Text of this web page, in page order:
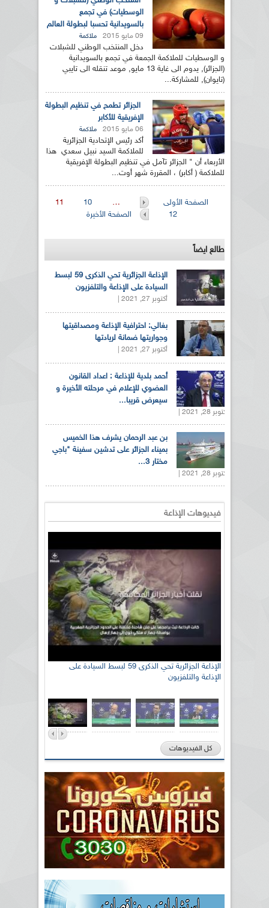
الوسطيات) في تجمع
بالسويدانية تحسبا لبطولة العالم
09 مايو 2015 ملاكمة
دخل المنتخب الوطني للشبلات
و الوسطيات للملاكمة الجمعة في تجمع بالسويدانية
(الجزائر), يدوم الى غاية 13 مايو, موعد تنقله الى تايبي
(تايوان), للمشاركة...
الجزائر تطمح في تنظيم البطولة
الإفريقية للأكابر
06 مايو 2015 ملاكمة
أكد رئيس الإتحادية الجزائرية
للملاكمة السيد نبيل سعدي هذا
الأربعاء أن " الجزائر تآمل في تنظيم البطولة الإفريقية
للملاكمة ( أكابر) ، المقررة شهر أوت...
الصفحات
الصفحة الأولى …
10
11
12
الصفحة الأخيرة
طالع ايضاً
الإذاعة الجزائرية تحي الذكرى 59 لبسط
السيادة على الإذاعة والتلفزيون
أكتوبر 27, 2021 |
بغالي: احترافية الإذاعة ومصداقيتها
وجواريتها ضمانة لريادتها
أكتوبر 27, 2021 |
أحمد بلدية للإذاعة : اعداد القانون
العضوي للإعلام في مرحلته الأخيرة و
سيعرض قريبا...
أكتوبر 28, 2021 |
بن عبد الرحمان يشرف هذا الخميس
بميناء الجزائر على تدشين سفينة "باجي
مختار 3...
أكتوبر 28, 2021 |
فيديوهات الإذاعة
الإذاعة الجزائرية تحي الذكرى 59 لبسط السيادة على
الإذاعة والتلفزيون
رئيس اللجنة الوطنية الجزائرية للتضامن مع الشعب
الصحراوي السيد سعيد العياشي
كل الفيديوهات